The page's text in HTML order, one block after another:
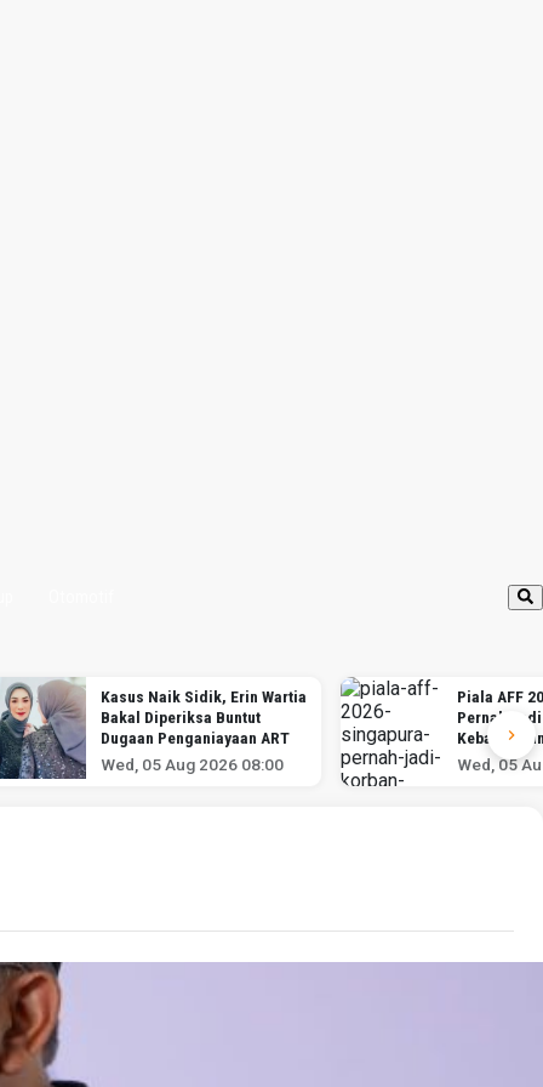
Kasus Naik Sidik, Erin Wartia
Bakal Diperiksa Buntut
Dugaan Penganiayaan ART
Wed, 05 Aug 2026 08:00
Piala AFF
Pernah
Indonesia
Wed, 05